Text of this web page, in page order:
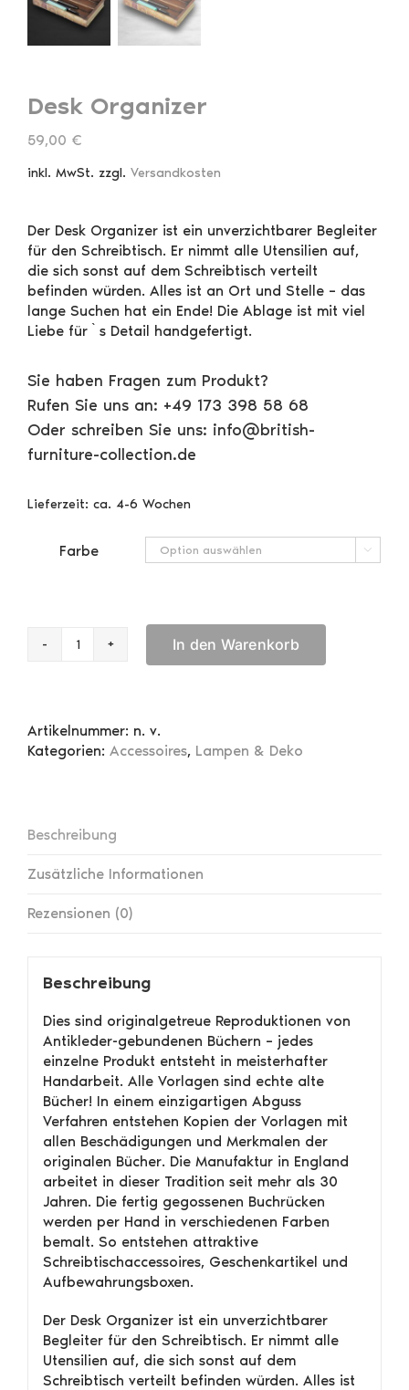
Desk Organizer
59,00 €
inkl. MwSt. zzgl. Versandkosten
Der Desk Organizer ist ein unverzichtbarer Begleiter
für den Schreibtisch. Er nimmt alle Utensilien auf,
die sich sonst auf dem Schreibtisch verteilt
befinden würden. Alles ist an Ort und Stelle – das
lange Suchen hat ein Ende! Die Ablage ist mit viel
Liebe für`s Detail handgefertigt.
Sie haben Fragen zum Produkt?
Rufen Sie uns an: +49 173 398 58 68
Oder schreiben Sie uns: info@british-
furniture-collection.de
Lieferzeit: ca. 4-6 Wochen
Farbe 
Desk
In den Warenkorb
Artikelnummer: n. v.
Kategorien: Accessoires, Lampen & Deko
Beschreibung
Zusätzliche Informationen
Rezensionen (0)
Beschreibung
Dies sind originalgetreue Reproduktionen von
Antikleder-gebundenen Büchern – jedes
einzelne Produkt entsteht in meisterhafter
Handarbeit. Alle Vorlagen sind echte alte
Bücher! In einem einzigartigen Abguss
Verfahren entstehen Kopien der Vorlagen mit
allen Beschädigungen und Merkmalen der
originalen Bücher. Die Manufaktur in England
arbeitet in dieser Tradition seit mehr als 30
Jahren. Die fertig gegossenen Buchrücken
werden per Hand in verschiedenen Farben
bemalt. So entstehen attraktive
Schreibtischaccessoires, Geschenkartikel und
Aufbewahrungsboxen.
Der Desk Organizer ist ein unverzichtbarer
Begleiter für den Schreibtisch. Er nimmt alle
Utensilien auf, die sich sonst auf dem
Schreibtisch verteilt befinden würden. Alles ist